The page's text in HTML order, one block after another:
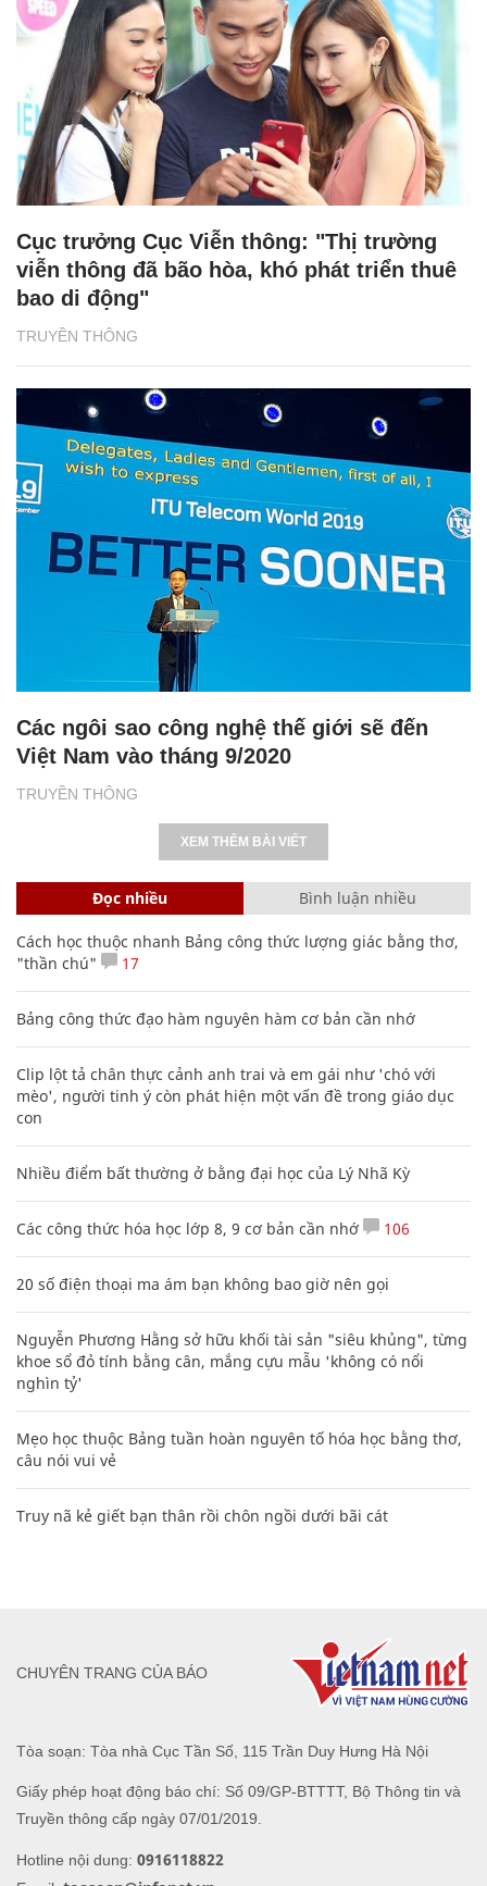
TRUYỀN THÔNG
Cục trưởng Cục Viễn thông: "Thị trường
viễn thông đã bão hòa, khó phát triển thuê
bao di động"
TRUYỀN THÔNG
Các ngôi sao công nghệ thế giới sẽ đến
Việt Nam vào tháng 9/2020
XEM THÊM BÀI VIẾT
Đọc nhiều Bình luận nhiều
Cách học thuộc nhanh Bảng công thức lượng giác bằng thơ,
"thần chú"
17
Bảng công thức đạo hàm nguyên hàm cơ bản cần nhớ
Clip lột tả chân thực cảnh anh trai và em gái như 'chó với
mèo', người tinh ý còn phát hiện một vấn đề trong giáo dục
con
Nhiều điểm bất thường ở bằng đại học của Lý Nhã Kỳ
Các công thức hóa học lớp 8, 9 cơ bản cần nhớ 106
20 số điện thoại ma ám bạn không bao giờ nên gọi
Nguyễn Phương Hằng sở hữu khối tài sản "siêu khủng", từng
khoe sổ đỏ tính bằng cân, mắng cựu mẫu 'không có nổi
nghìn tỷ'
Mẹo học thuộc Bảng tuần hoàn nguyên tố hóa học bằng thơ,
câu nói vui vẻ
Truy nã kẻ giết bạn thân rồi chôn ngồi dưới bãi cát
Tòa soạn: Tòa nhà Cục Tần Số, 115 Trần Duy Hưng Hà Nội
Giấy phép hoạt động báo chí: Số 09/GP-BTTTT, Bộ Thông tin và
Truyền thông cấp ngày 07/01/2019.
Hotline nội dung: 0916118822
CHUYÊN TRANG CỦA BÁO